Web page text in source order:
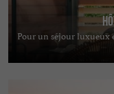
Pour un séjour luxueux